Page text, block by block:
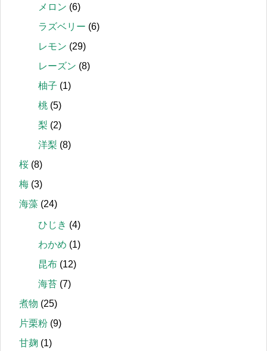
メロン (6)
ラズベリー (6)
レモン (29)
レーズン (8)
柚子 (1)
桃 (5)
梨 (2)
洋梨 (8)
桜 (8)
梅 (3)
海藻 (24)
ひじき (4)
わかめ (1)
昆布 (12)
海苔 (7)
煮物 (25)
片栗粉 (9)
甘麹 (1)